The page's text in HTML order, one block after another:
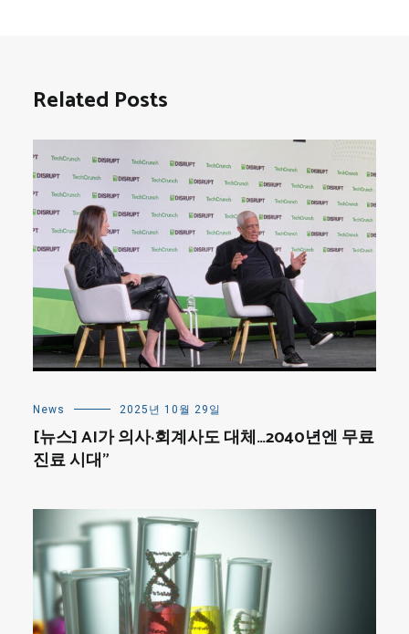
Related Posts
News 2025년 10월 29일
[뉴스] AI가 의사·회계사도 대체…2040년엔 무료
진료 시대”